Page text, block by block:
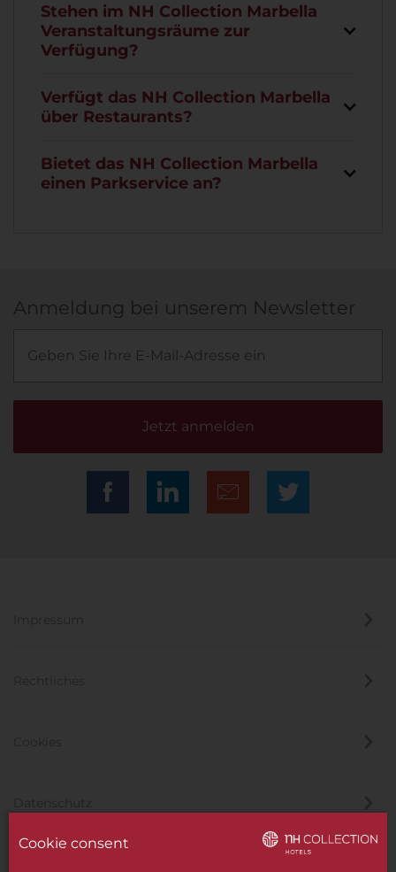
Stehen im NH Collection Marbella
Veranstaltungsräume zur
Verfügung?
Verfügt das NH Collection Marbella
über Restaurants?
Bietet das NH Collection Marbella
einen Parkservice an?
Anmeldung bei unserem Newsletter
Jetzt anmelden
Datenschutz
Cookie consent